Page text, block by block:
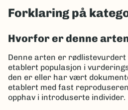
Forklaring på
Hvorfor er denne
Denne arten er rødlistevurdert
etablert populasjon i
den er eller har vært
etablert med fast
opphav i introduserte individer.